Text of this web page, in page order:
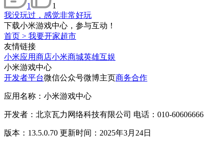
1
1
我没玩过，感觉非常好玩
下载小米游戏中心，参与互动！
首页 > 我要开家超市
友情链接
小米应用商店小米商城英雄互娱
小米游戏中心
开发者平台微信公众号微博主页商务合作
应用名称：小米游戏中心
开发者：北京瓦力网络科技有限公司 电话：010-60606666
版本：13.5.0.70 更新时间：2025年3月24日